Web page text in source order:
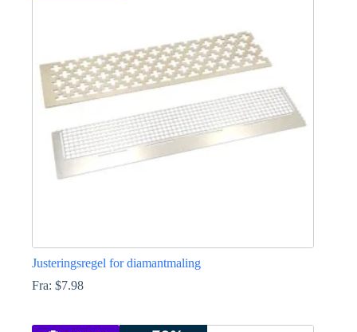
på
produktsiden
Justeringsregel for diamantmaling
Fra: $7.98